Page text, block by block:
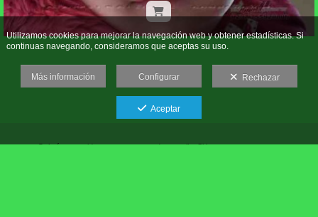
Utilizamos cookies para mejorar la navegación web y obtener estadísticas. Si
continuas navegando, consideramos que aceptas su uso.
Más información Configurar Rechazar
Aceptar
Galería protegida contra capturas de pantalla: Si haces una captura se